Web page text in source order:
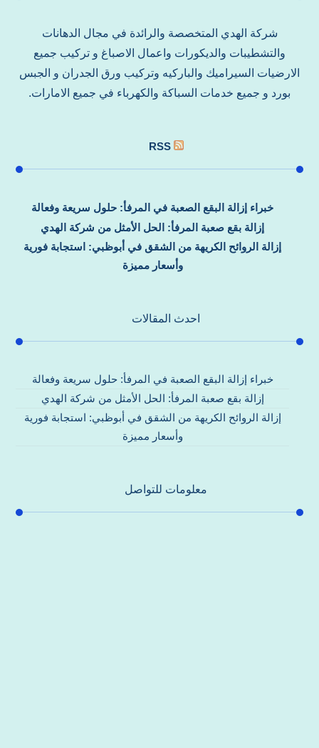
شركة الهدي المتخصصة والرائدة في مجال الدهانات
والتشطيبات والديكورات واعمال الاصباغ و تركيب جميع
الارضيات السيراميك والباركيه وتركيب ورق الجدران و الجبس
بورد و جميع خدمات السباكة والكهرباء في جميع الامارات.
RSS
خبراء إزالة البقع الصعبة في المرفأ: حلول سريعة وفعالة
إزالة بقع صعبة المرفأ: الحل الأمثل من شركة الهدي
إزالة الروائح الكريهة من الشقق في أبوظبي: استجابة فورية
وأسعار مميزة
احدث المقالات
خبراء إزالة البقع الصعبة في المرفأ: حلول سريعة وفعالة
إزالة بقع صعبة المرفأ: الحل الأمثل من شركة الهدي
إزالة الروائح الكريهة من الشقق في أبوظبي: استجابة فورية
وأسعار مميزة
معلومات للتواصل